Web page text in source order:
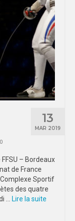
13
MAR 2019
0
– Bordeaux
de France
Sportif
des quatre
…
Lire la suite­­